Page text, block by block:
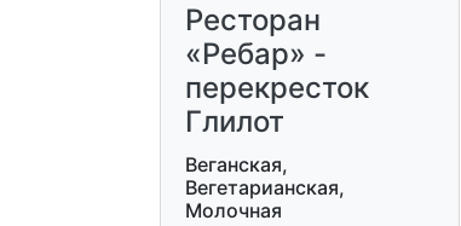
Ресторан
«Ребар» -
перекресток
Глилот
Веганская,
Вегетарианская,
Молочная